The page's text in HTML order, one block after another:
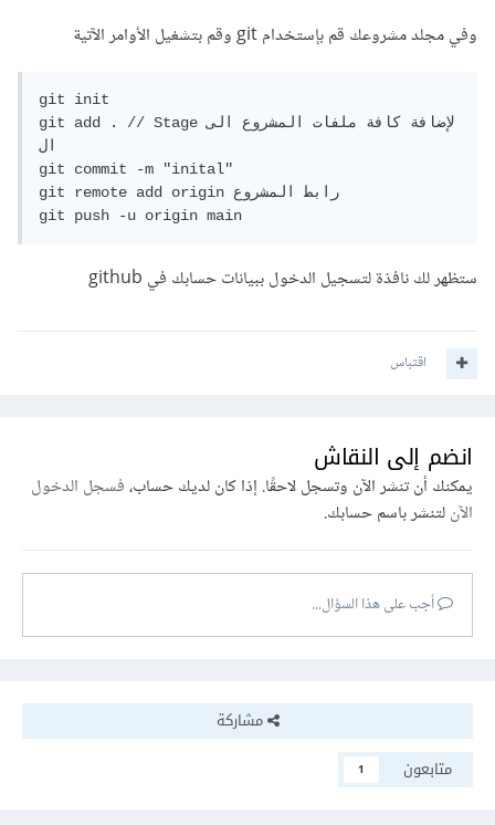
وفي مجلد مشروعك قم بإستخدام git وقم بتشغيل الأوامر الآتية
git init
git add . // Stageلإضافة كافة ملفات المشروع الى
ال
git commit -m "inital"
git remote add origin رابط المشروع
git push -u origin main
ستظهر لك نافذة لتسجيل الدخول ببيانات حسابك في github
اقتباس
انضم إلى النقاش
يمكنك أن تنشر الآن وتسجل لاحقًا. إذا كان لديك حساب،فسجل الدخول
الآنلتنشر باسم حسابك.
أجب على هذا السؤال...
مشاركة
متابعون
1